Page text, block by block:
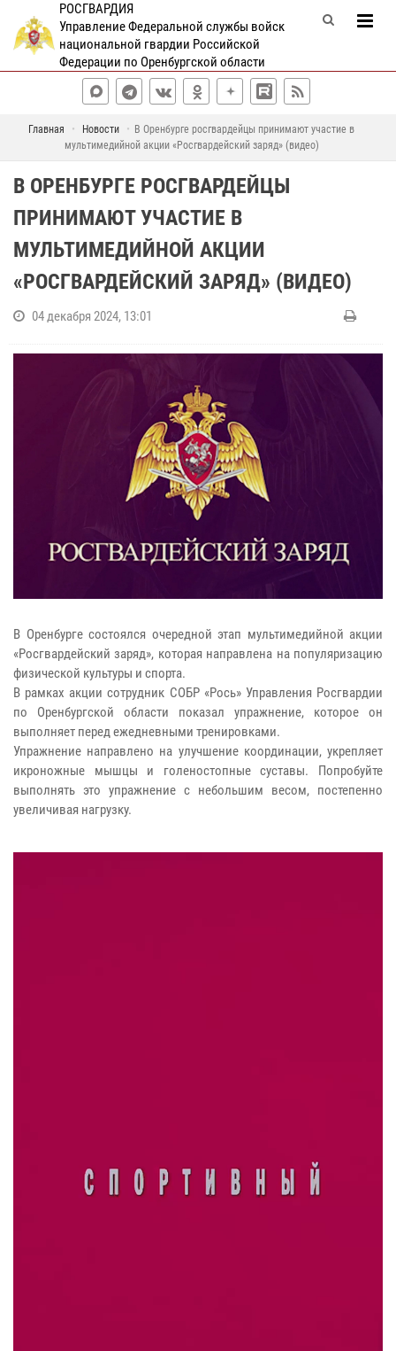
РОСГВАРДИЯ
Управление Федеральной службы войск
национальной гвардии Российской
Федерации по Оренбургской области
Главная Новости
В Оренбурге росгвардейцы принимают участие в
мультимедийной акции «Росгвардейский заряд» (видео)
В ОРЕНБУРГЕ РОСГВАРДЕЙЦЫ
ПРИНИМАЮТ УЧАСТИЕ В
МУЛЬТИМЕДИЙНОЙ АКЦИИ
«РОСГВАРДЕЙСКИЙ ЗАРЯД» (ВИДЕО)
04 декабря 2024, 13:01
В Оренбурге состоялся очередной этап мультимедийной акции
«Росгвардейский заряд», которая направлена на популяризацию
физической культуры и спорта.
В рамках акции сотрудник СОБР «Рось» Управления Росгвардии
по Оренбургской области показал упражнение, которое он
выполняет перед ежедневными тренировками.
Упражнение направлено на улучшение координации, укрепляет
икроножные мышцы и голеностопные суставы. Попробуйте
выполнять это упражнение с небольшим весом, постепенно
увеличивая нагрузку.